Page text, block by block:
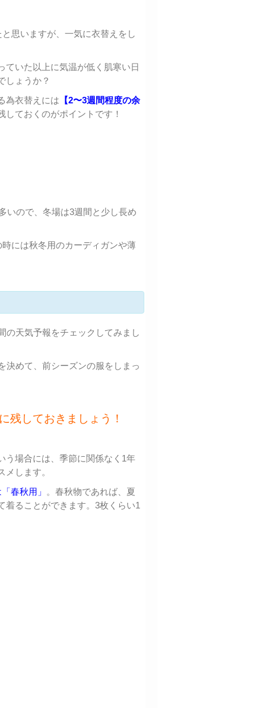
思いますが、一気に衣替えをし
ていた以上に気温が低く肌寒い日
しょうか？
為衣替えには 【2〜3週間程度の余
ておくのがポイントです！
いので、冬場は3週間と少し長め
には秋冬用のカーディガンや薄
の天気予報をチェックしてみまし
決めて、前シーズンの服をしまっ
残しておきましょう！
う場合には、季節に関係なく1年
します。
春秋用」
。春秋物であれば、夏
着ることができます。3枚くらい1